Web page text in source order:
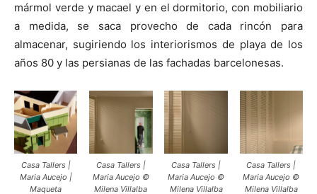
mármol verde y macael y en el dormitorio, con mobiliario
a medida, se saca provecho de cada rincón para
almacenar, sugiriendo los interiorismos de playa de los
años 80 y las persianas de las fachadas barcelonesas.
Casa Tallers |
Maria Aucejo |
Maqueta
Casa Tallers |
Maria Aucejo ©
Milena Villalba
Casa Tallers |
Maria Aucejo ©
Milena Villalba
Casa Tallers |
Maria Aucejo ©
Milena Villalba